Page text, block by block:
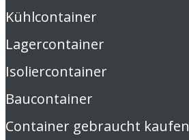
Kühlcontainer
Lagercontainer
Isoliercontainer
Baucontainer
Container gebraucht kaufen